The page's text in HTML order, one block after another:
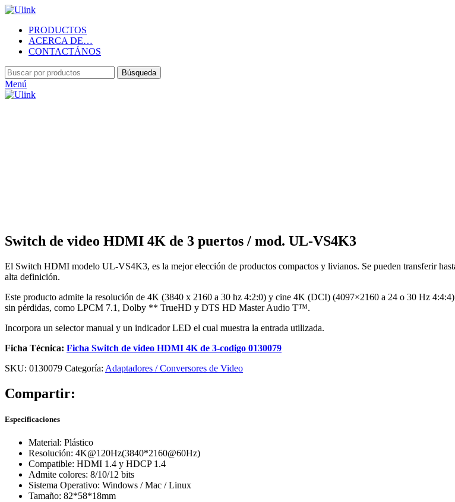
PRODUCTOS
ACERCA DE…
CONTACTÁNOS
Búsqueda
Menú
Switch de video HDMI 4K de 3 puertos / mod. UL-VS4K3
El Switch HDMI modelo UL-VS4K3, es la mejor elección de productos compactos y livianos. Se pueden transferir
alta definición.
Este producto admite la resolución de 4K (3840 x 2160 a 30 hz 4:2:0) y cine 4K (DCI) (4097×2160 a 24 o 30 Hz
sin pérdidas, como LPCM 7.1, Dolby ** TrueHD y DTS HD Master Audio T™.
Incorpora un selector manual y un indicador LED el cual muestra la entrada utilizada.
Ficha Técnica: Ficha Switch de video HDMI 4K de 3-codigo 0130079
SKU: 0130079 Categoría: Adaptadores / Conversores de Video
Compartir:
Especificaciones
Material: Plástico
Resolución: 4K@120Hz(3840*2160@60Hz)
Compatible: HDMI 1.4 y HDCP 1.4
Admite colores: 8/10/12 bits
Sistema Operativo: Windows / Mac / Linux
Tamaño: 82*58*18mm